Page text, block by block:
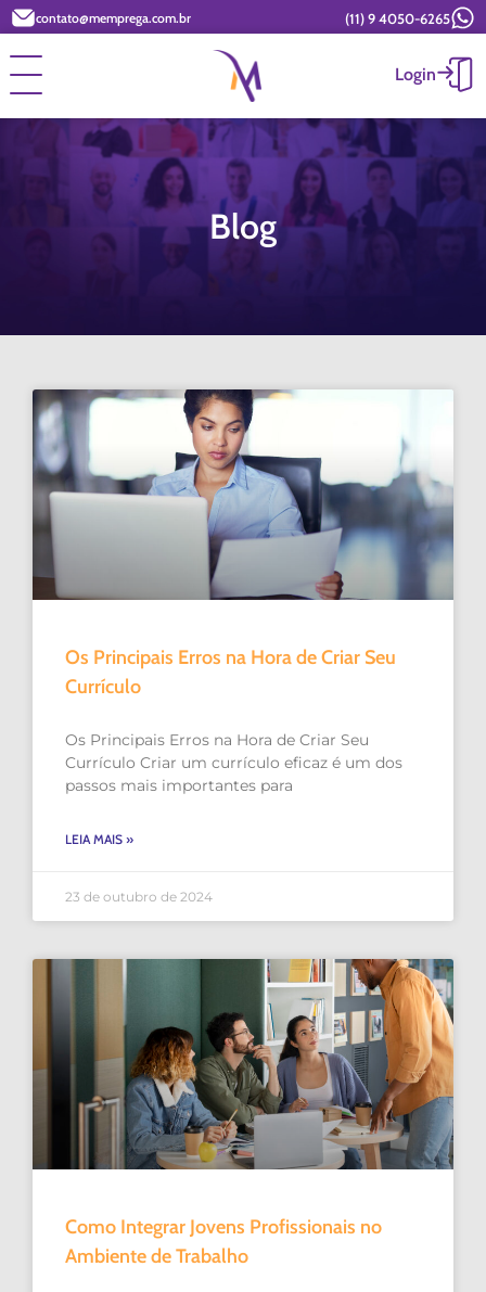
contato@memprega.com.br (11) 9 4050-6265
Login
Blog
Os Principais Erros na Hora de Criar Seu
Currículo
Os Principais Erros na Hora de Criar Seu
Currículo Criar um currículo eficaz é um dos
passos mais importantes para
LEIA MAIS »
23 de outubro de 2024
Como Integrar Jovens Profissionais no
Ambiente de Trabalho